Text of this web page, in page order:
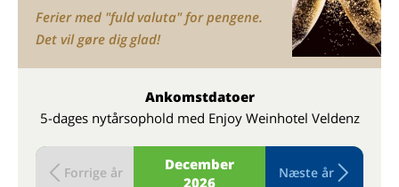
Ferier med "fuld valuta" for pengene.
Det vil gøre dig glad!
Ankomstdatoer
5-dages nytårsophold med Enjoy Weinhotel Veldenz
December
2026
Forrige år Næste år